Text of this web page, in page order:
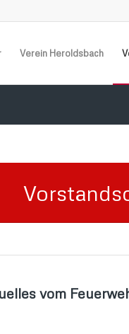
Verein Heroldsbach
vom